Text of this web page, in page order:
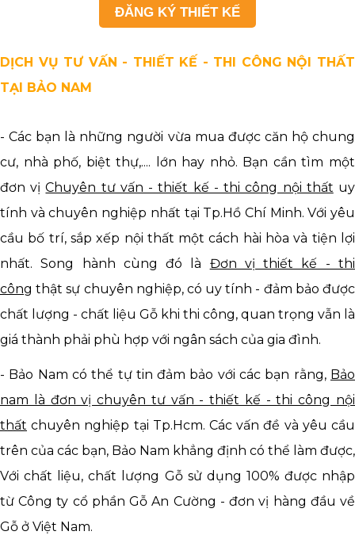
ĐĂNG KÝ THIẾT KẾ
DỊCH VỤ TƯ VẤN - THIẾT KẾ - THI CÔNG NỘI THẤT
TẠI BẢO NAM
- Các bạn là những người vừa mua được căn hộ chung
cư, nhà phố, biệt thự,.... lớn hay nhỏ. Bạn cần tìm một
đơn vịChuyên tư vấn - thiết kế - thi công nội thất uy
tính và chuyên nghiệp nhất tại Tp.Hồ Chí Minh. Với yêu
cầu bố trí, sắp xếp nội thất một cách hài hòa và tiện lợi
nhất. Song hành cùng đó là Đơn vị thiết kế - thi
công thật sự chuyên nghiệp, có uy tính - đảm bảo được
chất lượng - chất liệu Gỗ khi thi công, quan trọng vẫn là
giá thành phải phù hợp với ngân sách của gia đình.
- Bảo Nam có thể tự tin đảm bảo với các bạn rằng, Bảo
nam là đơn vị chuyên tư vấn - thiết kế - thi công nội
thất chuyên nghiệp tại Tp.Hcm. Các vấn đề và yêu cầu
trên của các bạn, Bảo Nam khẳng định có thể làm được,
Với chất liệu, chất lượng Gỗ sử dụng 100% được nhập
từ Công ty cổ phần Gỗ An Cường - đơn vị hàng đầu về
Gỗ ở Việt Nam.